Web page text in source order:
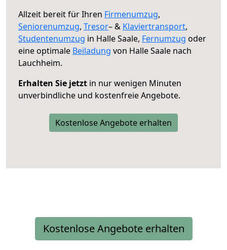
Allzeit bereit für Ihren Firmenumzug,
Seniorenumzug, Tresor– & Klaviertransport,
Studentenumzug in Halle Saale, Fernumzug oder
eine optimale Beiladung von Halle Saale nach
Lauchheim.
Erhalten Sie jetzt in nur wenigen Minuten
unverbindliche und kostenfreie Angebote.
Kostenlose Angebote erhalten
Kostenlose Angebote erhalten